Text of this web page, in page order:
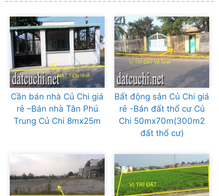
Cần bán nhà Củ Chi giá
rẻ –Bán nhà Tân Phú
Trung Củ Chi 8mx25m
Bất động sản Củ Chi giá
rẻ -Bán đất thổ cư Củ
Chi 50mx70m(300m2
đất thổ cư)